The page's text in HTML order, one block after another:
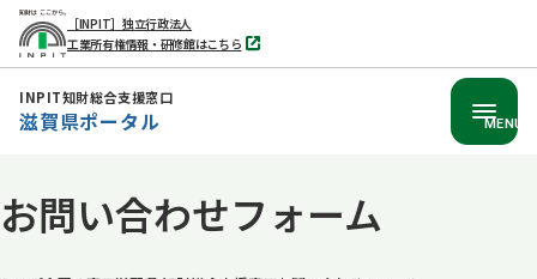
文
へ
［INPIT］独立行政法人
工業所有権情報・研修館はこちら
別
タ
INPIT知財総合支援窓口
滋賀県ポータル MENU
お問い合わせフォーム